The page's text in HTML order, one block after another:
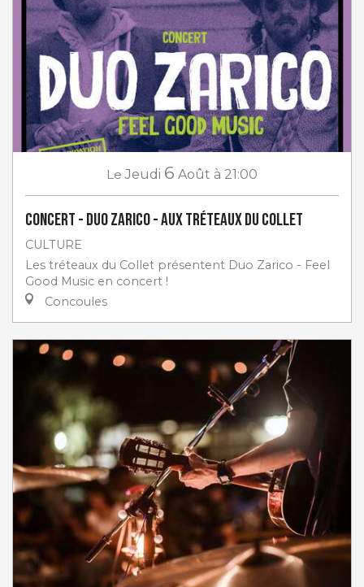
Le Jeudi 6 Août à 21:00
Concert - Duo Zarico - aux Tréteaux du Collet
CULTURE
Les tréteaux du Collet présentent Duo Zarico - Feel
Good Music en concert !
Concoules